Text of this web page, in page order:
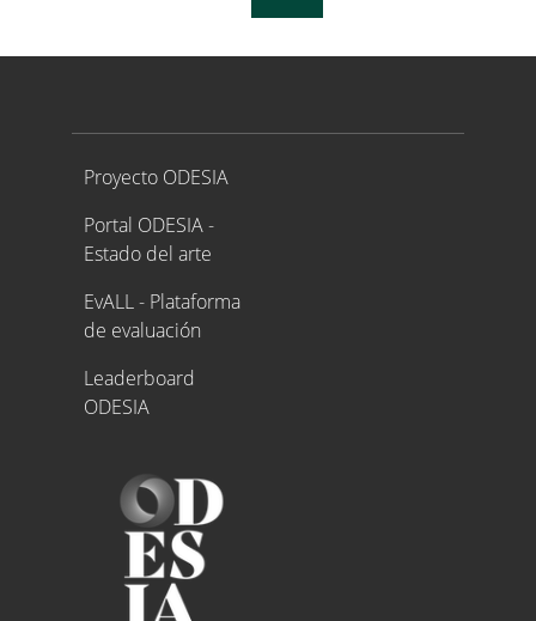
Proyecto ODESIA
Proyecto ODESIA
Portal ODESIA -
Estado del arte
EvALL - Plataforma
de evaluación
Leaderboard
ODESIA